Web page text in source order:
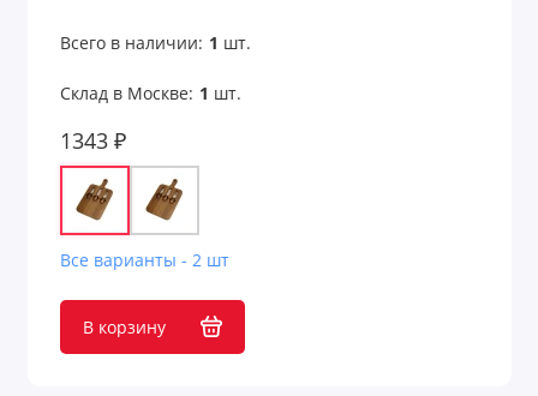
Всего в наличии: 1 шт.
Склад в Москве: 1 шт.
1343 ₽
Все варианты - 2 шт
В корзину